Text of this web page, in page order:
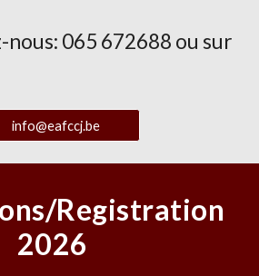
nous: 065 672688 ou sur
info@eafccj.be
Registration
2026